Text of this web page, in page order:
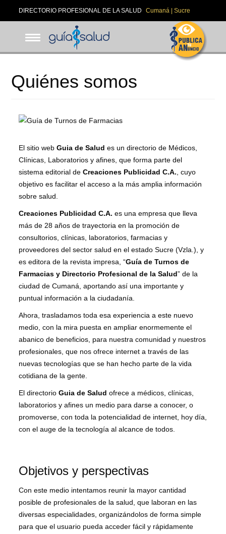
DIRECTORIO PROFESIONAL DE LA SALUD Cumaná | Sucre
Quiénes somos
El sitio webGuia de Salud es un directorio de Médicos,
Clínicas, Laboratorios y afines, que forma parte del
sistema editorial deCreaciones Publicidad C.A., cuyo
objetivo es facilitar el acceso a la más amplia información
sobre salud.
Creaciones Publicidad C.A. es una empresa que lleva
más de 28 años de trayectoria en la promoción de
consultorios, clínicas, laboratorios, farmacias y
proveedores del sector salud en el estado Sucre (Vzla.), y
es editora de la revista impresa, “Guía de Turnos de
Farmacias y Directorio Profesional de la Salud” de la
ciudad de Cumaná, aportando así una importante y
puntual información a la ciudadanía.
Ahora, trasladamos toda esa experiencia a este nuevo
medio, con la mira puesta en ampliar enormemente el
abanico de beneficios, para nuestra comunidad y nuestros
profesionales, que nos ofrece internet a través de las
nuevas tecnologías que se han hecho parte de la vida
cotidiana de la gente.
El directorioGuia de Salud ofrece a médicos, clínicas,
laboratorios y afines un medio para darse a conocer, o
promoverse, con toda la potencialidad de internet, hoy día,
con el auge de la tecnología al alcance de todos.
Objetivos y perspectivas
Con este medio intentamos reunir la mayor cantidad
posible de profesionales de la salud, que laboran en las
diversas especialidades, organizándolos de forma simple
para que el usuario pueda acceder fácil y rápidamente